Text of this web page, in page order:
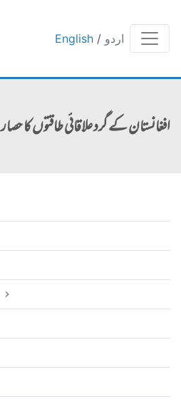
English / اردو
افغانستان کے گرد علاقائی طاقتوں کا حصار